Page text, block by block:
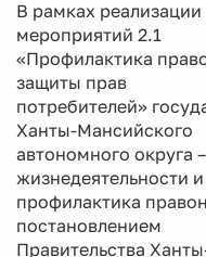
В рамках
мероприятий 2.1
«Профилактика
защиты прав
потребителей»
Ханты-Мансийского
автономного округа
жизнедеятельности и
профилактика
постановлением
Правительства